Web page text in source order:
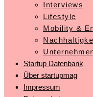
Interviews
Lifestyle
Mobility &
Startup Datenbank
Über startupmag
Impressum